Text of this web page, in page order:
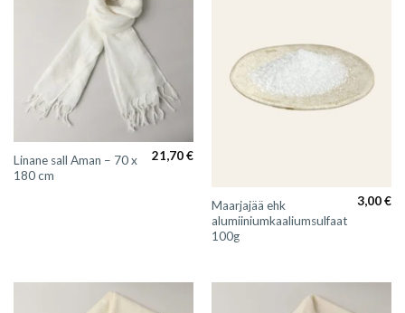
Linane sall Aman – 70 x
180 cm
21,70€
Maarjajää ehk
alumiiniumkaaliumsulfaat
100g
3,00€